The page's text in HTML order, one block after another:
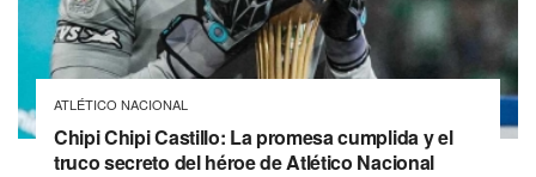
ATLÉTICO NACIONAL
Chipi Chipi Castillo: La promesa cumplida y el
truco secreto del héroe de Atlético Nacional